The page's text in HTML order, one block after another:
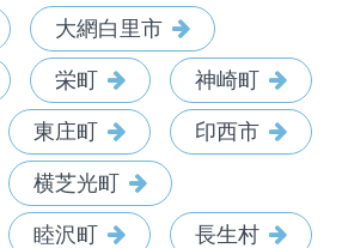
大網白里市
栄町 神崎町
東庄町 印西市
横芝光町
睦沢町 長生村